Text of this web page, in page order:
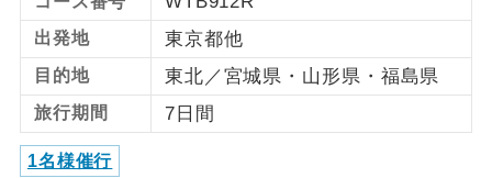
出発地 東京都他
目的地 東北／宮城県・山形県・福島県
旅行期間 7日間
1名様催行
年齢制限あり
ご参加にあたり年齢に制限があるコース
です。
航空会社指定
利用航空会社が指定なので、ご出発の計
画にとても便利です。